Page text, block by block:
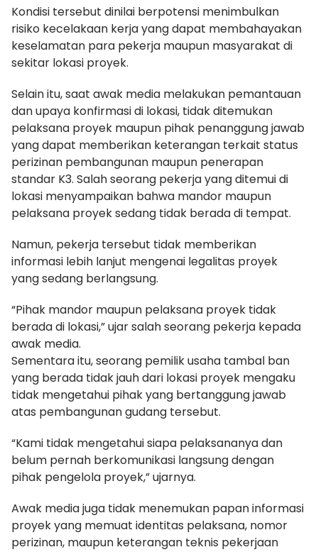
Kondisi tersebut dinilai berpotensi menimbulkan
risiko kecelakaan kerja yang dapat membahayakan
keselamatan para pekerja maupun masyarakat di
sekitar lokasi proyek.
Selain itu, saat awak media melakukan pemantauan
dan upaya konfirmasi di lokasi, tidak ditemukan
pelaksana proyek maupun pihak penanggung jawab
yang dapat memberikan keterangan terkait status
perizinan pembangunan maupun penerapan
standar K3. Salah seorang pekerja yang ditemui di
lokasi menyampaikan bahwa mandor maupun
pelaksana proyek sedang tidak berada di tempat.
Namun, pekerja tersebut tidak memberikan
informasi lebih lanjut mengenai legalitas proyek
yang sedang berlangsung.
“Pihak mandor maupun pelaksana proyek tidak
berada di lokasi,” ujar salah seorang pekerja kepada
awak media.
Sementara itu, seorang pemilik usaha tambal ban
yang berada tidak jauh dari lokasi proyek mengaku
tidak mengetahui pihak yang bertanggung jawab
atas pembangunan gudang tersebut.
“Kami tidak mengetahui siapa pelaksananya dan
belum pernah berkomunikasi langsung dengan
pihak pengelola proyek,” ujarnya.
Awak media juga tidak menemukan papan informasi
proyek yang memuat identitas pelaksana, nomor
perizinan, maupun keterangan teknis pekerjaan